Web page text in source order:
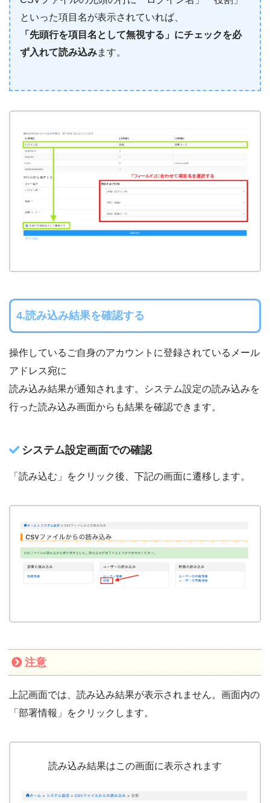
といった項目名が表示されていれば、
「先頭行を項目名として無視する」にチェックを必
ず入れて読み込みます。
4.読み込み結果を確認する
操作しているご自身のアカウントに登録されているメール
アドレス宛に
読み込み結果が通知されます。システム設定の読み込みを
行った読み込み画面からも結果を確認できます。
システム設定画面での確認
「読み込む」をクリック後、下記の画面に遷移します。
注意
上記画面では、読み込み結果が表示されません。画面内の
「部署情報」をクリックします。
読み込み結果はこの画面に表示されます